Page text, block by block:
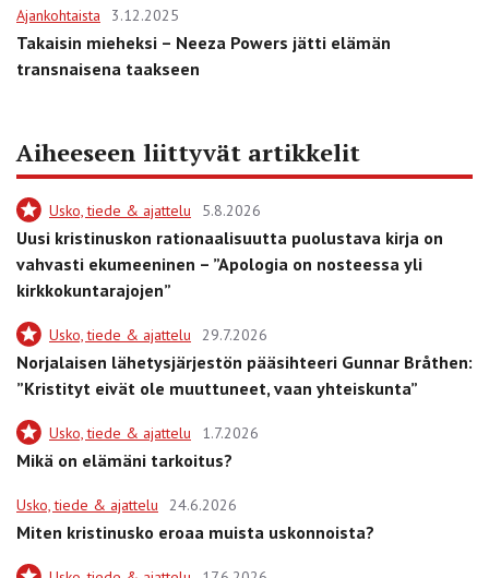
Ajankohtaista 3.12.2025
Takaisin mieheksi – Neeza Powers jätti elämän
transnaisena taakseen
Aiheeseen liittyvät artikkelit
Usko, tiede & ajattelu 5.8.2026
Uusi kristinuskon rationaalisuutta puolustava kirja on
vahvasti ekumeeninen – ”Apologia on nosteessa yli
kirkkokuntarajojen”
Usko, tiede & ajattelu 29.7.2026
Norjalaisen lähetysjärjestön pääsihteeri Gunnar Bråthen:
”Kristityt eivät ole muuttuneet, vaan yhteiskunta”
Usko, tiede & ajattelu 1.7.2026
Mikä on elämäni tarkoitus?
Usko, tiede & ajattelu 24.6.2026
Miten kristinusko eroaa muista uskonnoista?